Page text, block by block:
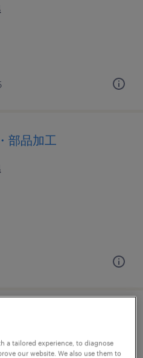
部品加工
a tailored experience, to diagnose
our website. We also use them to